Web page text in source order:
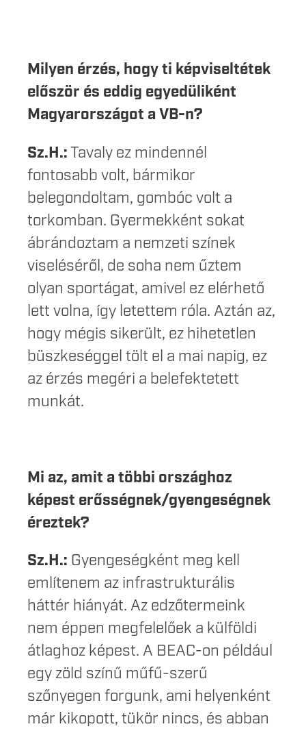
Milyen érzés, hogy ti képviseltétek
először és eddig egyedüliként
Magyarországot a VB-n?
Sz.H.:Tavaly ez mindennél
fontosabb volt, bármikor
belegondoltam, gombóc volt a
torkomban. Gyermekként sokat
ábrándoztam a nemzeti színek
viseléséről, de soha nem űztem
olyan sportágat, amivel ez elérhető
lett volna, így letettem róla. Aztán az,
hogy mégis sikerült, ez hihetetlen
büszkeséggel tölt el a mai napig, ez
az érzés megéri a belefektetett
munkát.
Mi az, amit a többi országhoz
képest erősségnek/gyengeségnek
éreztek?
Sz.H.: Gyengeségként meg kell
említenem az infrastrukturális
háttér hiányát. Az edzőtermeink
nem éppen megfelelőek a külföldi
átlaghoz képest. A BEAC-on például
egy zöld színű műfű-szerű
szőnyegen forgunk, ami helyenként
már kikopott, tükör nincs, és abban